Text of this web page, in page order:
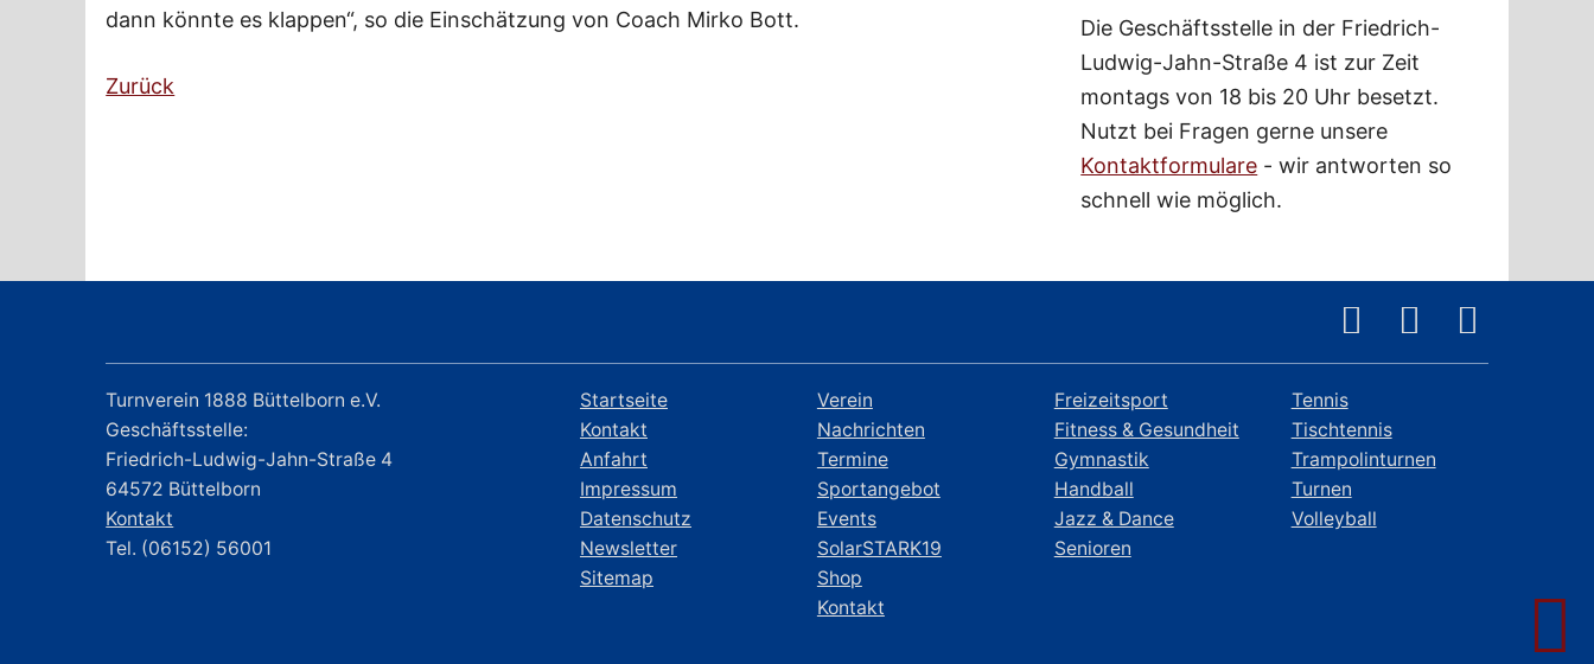
dann könnte es klappen“, so die Einschätzung von Coach Mirko Bott.
Zurück
Die Geschäftsstelle in der Friedrich-
Ludwig-Jahn-Straße 4 ist zur Zeit
montags von 18 bis 20 Uhr besetzt.
Nutzt bei Fragen gerne unsere
Kontaktformulare - wir antworten so
schnell wie möglich.
Turnverein 1888 Büttelborn e.V.
Geschäftsstelle:
Friedrich-Ludwig-Jahn-Straße 4
64572 Büttelborn
Kontakt
Tel. (06152) 56001
Startseite
Kontakt
Anfahrt
Impressum
Datenschutz
Newsletter
Sitemap
Verein
Nachrichten
Termine
Sportangebot
Events
SolarSTARK19
Shop
Kontakt
Freizeitsport
Fitness & Gesundheit
Gymnastik
Handball
Jazz & Dance
Senioren
Tennis
Tischtennis
Trampolinturnen
Turnen
Volleyball